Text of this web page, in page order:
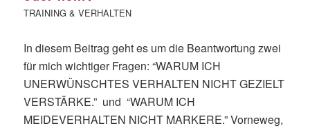
TRAINING & VERHALTEN
In diesem Beitrag geht es um die Beantwortung zwei
für mich wichtiger Fragen: “WARUM ICH
UNERWÜNSCHTES VERHALTEN NICHT GEZIELT
VERSTÄRKE.” und “WARUM ICH
MEIDEVERHALTEN NICHT MARKERE.” Vorneweg,